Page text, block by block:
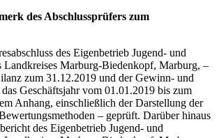
des Abschlussprüfers zum
des Eigenbetrieb Jugend- und
Landkreises Marburg-Biedenkopf, Marburg, –
zum 31.12.2019 und der Gewinn- und
Geschäftsjahr vom 01.01.2019 bis zum
Anhang, einschließlich der Darstellung der
– geprüft. Darüber hinaus
des Eigenbetrieb Jugend- und